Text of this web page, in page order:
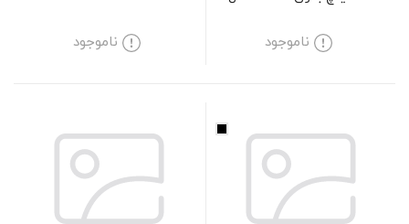
ناموجود ناموجود